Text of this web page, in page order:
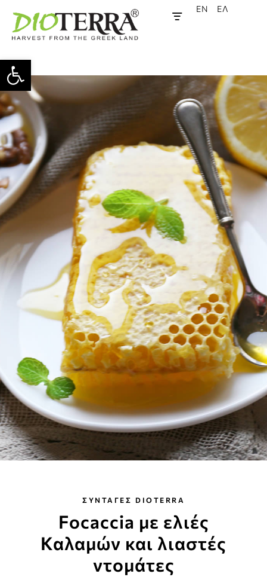
Ανοίξτε τη γραμμή εργαλείων
EN ΕΛ
ΣΥΝΤΑΓΕΣ DIOTERRA
Focaccia με ελιές
Καλαμών και λιαστές
ντομάτες